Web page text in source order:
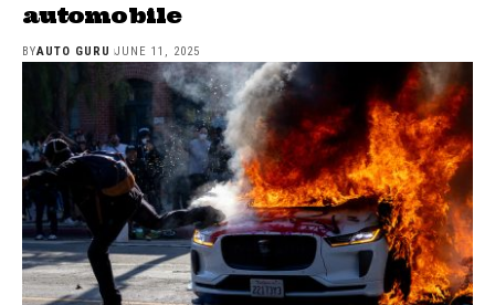
automobile
BYAUTO GURU JUNE 11, 2025